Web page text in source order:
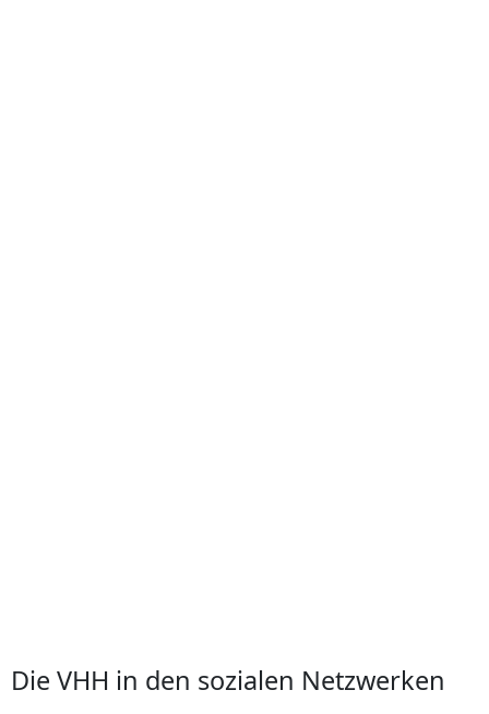
Die VHH in den sozialen Netzwerken